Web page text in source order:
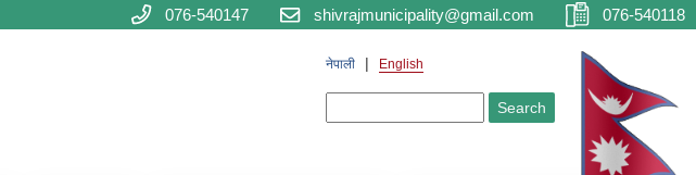
076-540147 shivrajmunicipality@gmail.com 076-540118
नेपाली English